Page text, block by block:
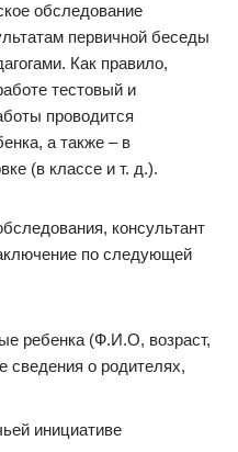
обследование
первичной беседы
Как правило,
тестовый и
проводится
а также – в
(в классе и т. д.).
консультант
по следующей
ребенка (Ф.И.О, возраст,
сведения о родителях,
инициативе